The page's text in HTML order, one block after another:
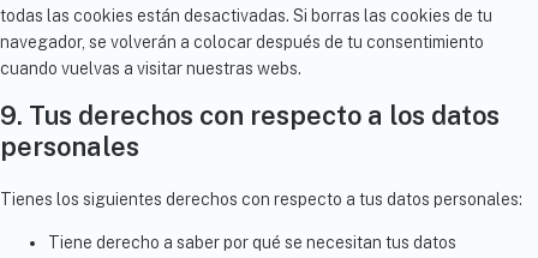
todas las cookies están desactivadas. Si borras las cookies de tu
navegador, se volverán a colocar después de tu consentimiento
cuando vuelvas a visitar nuestras webs.
9. Tus derechos con respecto a los datos
personales
Tienes los siguientes derechos con respecto a tus datos personales:
Tiene derecho a saber por qué se necesitan tus datos